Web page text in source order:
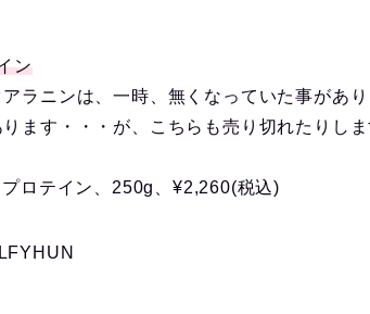
ン
ラニンは、一時、無くなっていた事があ
ます・・・が、こちらも売り切れたりしま
ロテイン、250g、¥2,260(税込)